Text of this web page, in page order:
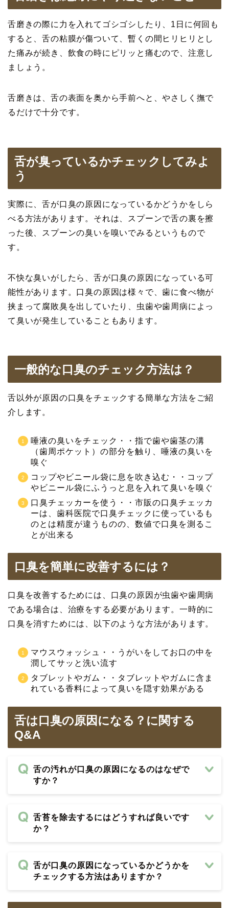
舌磨きの際に力を入れてゴシゴシしたり、1日に何回も
すると、舌の粘膜が傷ついて、暫くの間ヒリヒリとし
た痛みが続き、飲食の時にピリッと痛むので、注意し
ましょう。
舌磨きは、舌の表面を奥から手前へと、やさしく撫で
るだけで十分です。
舌が臭っているかチェックしてみよ
う
実際に、舌が口臭の原因になっているかどうかをしら
べる方法があります。それは、スプーンで舌の裏を擦
った後、スプーンの臭いを嗅いでみるというもので
す。
不快な臭いがしたら、舌が口臭の原因になっている可
能性があります。口臭の原因は様々で、歯に食べ物が
挟まって腐敗臭を出していたり、虫歯や歯周病によっ
て臭いが発生していることもあります。
一般的な口臭のチェック方法は？
舌以外が原因の口臭をチェックする簡単な方法をご紹
介します。
唾液の臭いをチェック・・指で歯や歯茎の溝
（歯周ポケット）の部分を触り、唾液の臭いを
嗅ぐ
コップやビニール袋に息を吹き込む・・コップ
やビニール袋にふうっと息を入れて臭いを嗅ぐ
口臭チェッカーを使う・・市販の口臭チェッカ
ーは、歯科医院で口臭チェックに使っているも
のとは精度が違うものの、数値で口臭を測るこ
とが出来る
口臭を簡単に改善するには？
口臭を改善するためには、口臭の原因が虫歯や歯周病
である場合は、治療をする必要があります。一時的に
口臭を消すためには、以下のような方法があります。
マウスウォッシュ・・うがいをしてお口の中を
潤してサッと洗い流す
タブレットやガム・・タブレットやガムに含ま
れている香料によって臭いを隠す効果がある
舌は口臭の原因になる？に関する
Q&A
舌の汚れが口臭の原因になるのはなぜで
すか？
舌苔を除去するにはどうすれば良いです
か？
舌が口臭の原因になっているかどうかを
チェックする方法はありますか？